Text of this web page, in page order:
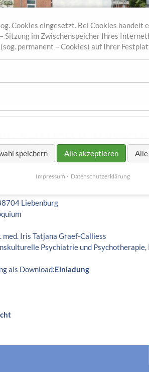
HANDELN IN
Liebenburg
med. Iris Tatjana Graef-Calliess
Psychiatrie und
als Download:Einladung
Cookies eingesetzt. Bei Cookies handelt
Sitzung im Zwischenspeicher Ihres
permanent – Cookies) auf Ihrer
speichern Alle akzeptieren Alle
Impressum Datenschutzerklärung